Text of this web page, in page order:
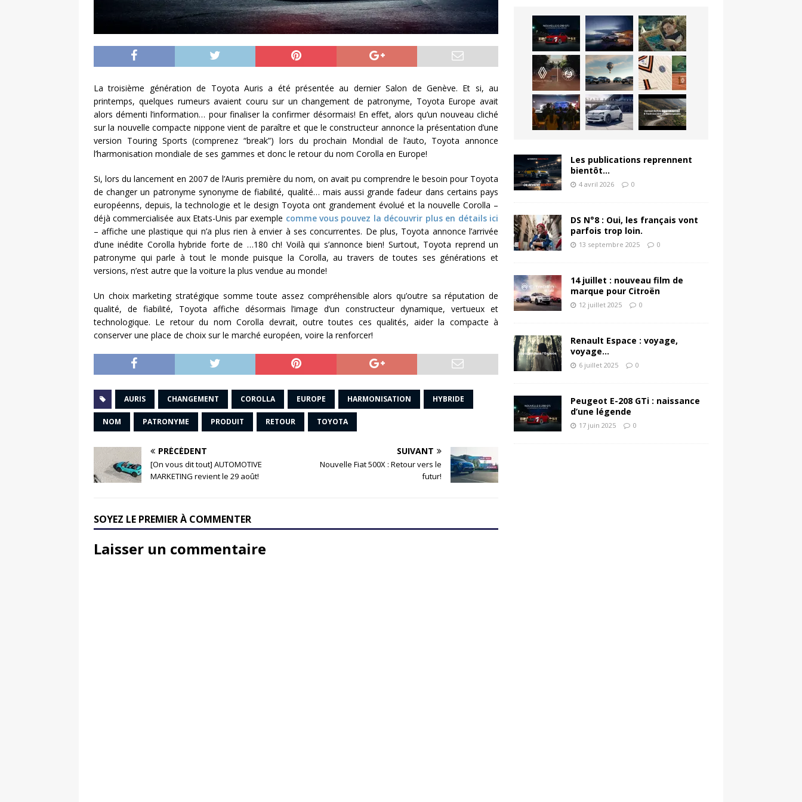
La troisième génération de Toyota Auris a été présentée au dernier Salon de Genève. Et si, au
printemps, quelques rumeurs avaient couru sur un changement de patronyme, Toyota Europe avait
alors démenti l’information… pour finaliser la confirmer désormais! En effet, alors qu’un nouveau cliché
sur la nouvelle compacte nippone vient de paraître et que le constructeur annonce la présentation d’une
version Touring Sports (comprenez “break”) lors du prochain Mondial de l’auto, Toyota annonce
l’harmonisation mondiale de ses gammes et donc le retour du nom Corolla en Europe!
Si, lors du lancement en 2007 de l’Auris première du nom, on avait pu comprendre le besoin pour Toyota
de changer un patronyme synonyme de fiabilité, qualité… mais aussi grande fadeur dans certains pays
européenns, depuis, la technologie et le design Toyota ont grandement évolué et la nouvelle Corolla –
déjà commercialisée aux Etats-Unis par exemple comme vous pouvez la découvrir plus en détails ici
– affiche une plastique qui n’a plus rien à envier à ses concurrentes. De plus, Toyota annonce l’arrivée
d’une inédite Corolla hybride forte de …180 ch! Voilà qui s’annonce bien! Surtout, Toyota reprend un
patronyme qui parle à tout le monde puisque la Corolla, au travers de toutes ses générations et
versions, n’est autre que la voiture la plus vendue au monde!
Un choix marketing stratégique somme toute assez compréhensible alors qu’outre sa réputation de
qualité, de fiabilité, Toyota affiche désormais l’image d’un constructeur dynamique, vertueux et
technologique. Le retour du nom Corolla devrait, outre toutes ces qualités, aider la compacte à
conserver une place de choix sur le marché européen, voire la renforcer!
AURIS CHANGEMENT COROLLA EUROPE HARMONISATION HYBRIDE
NOM PATRONYME PRODUIT RETOUR TOYOTA
PRÉCÉDENT
[On vous dit tout] AUTOMOTIVE
MARKETING revient le 29 août!
SUIVANT
Nouvelle Fiat 500X : Retour vers le
futur!
SOYEZ LE PREMIER À COMMENTER
Laisser un commentaire
Les publications reprennent
bientôt…
4 avril 2026 0
DS N°8 : Oui, les français vont
parfois trop loin.
13 septembre 2025 0
14 juillet : nouveau film de
marque pour Citroën
12 juillet 2025 0
Renault Espace : voyage,
voyage…
6 juillet 2025 0
Peugeot E-208 GTi : naissance
d’une légende
17 juin 2025 0